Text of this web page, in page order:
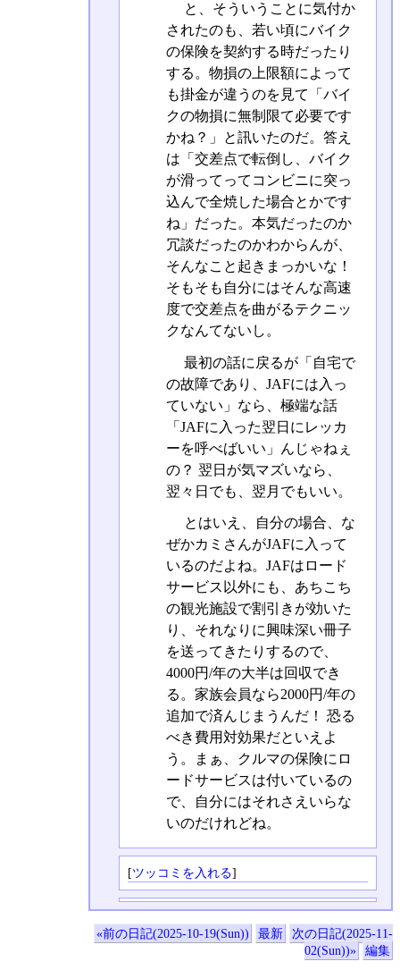
と、そういうことに気付か
されたのも、若い頃にバイク
の保険を契約する時だったり
する。物損の上限額によって
も掛金が違うのを見て「バイ
クの物損に無制限て必要です
かね？」と訊いたのだ。答え
は「交差点で転倒し、バイク
が滑ってってコンビニに突っ
込んで全焼した場合とかです
ね」だった。本気だったのか
冗談だったのかわからんが、
そんなこと起きまっかいな！
そもそも自分にはそんな高速
度で交差点を曲がるテクニッ
クなんてないし。
最初の話に戻るが「自宅で
の故障であり、JAFには入っ
ていない」なら、極端な話
「JAFに入った翌日にレッカ
ーを呼べばいい」んじゃねぇ
の？ 翌日が気マズいなら、
翌々日でも、翌月でもいい。
とはいえ、自分の場合、な
ぜかカミさんがJAFに入って
いるのだよね。JAFはロード
サービス以外にも、あちこち
の観光施設で割引きが効いた
り、それなりに興味深い冊子
を送ってきたりするので、
4000円/年の大半は回収でき
る。家族会員なら2000円/年の
追加で済んじまうんだ！ 恐る
べき費用対効果だといえよ
う。まぁ、クルマの保険にロ
ードサービスは付いているの
で、自分にはそれさえいらな
いのだけれどね。
[ツッコミを入れる]
«前の日記(2025-10-19(Sun)) 最新
次の日記(2025-11-
02(Sun))»
編集